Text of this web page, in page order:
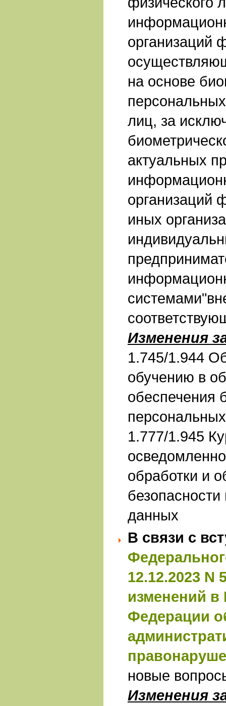
организаций
на основе
лиц, за
актуальных
организаций
иных
Изменения
1.745/1.944
обучению в
обеспечения
1.777/1.945
обработки и
данных
В связи с
Ф
12.12.2023
изменений в
Федерации
новые
Изменения